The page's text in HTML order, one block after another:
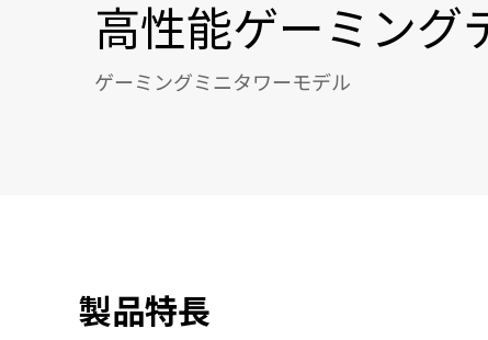
高性能ゲーミング
ゲーミングミニタワーモデル
製品特長